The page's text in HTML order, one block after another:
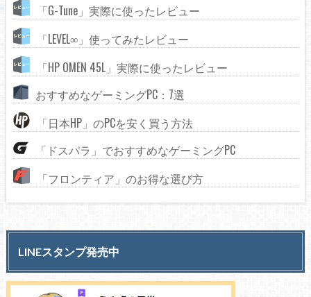
「G-Tune」実際に使ったレビュー
「LEVEL∞」使ってみたレビュー
「HP OMEN 45L」実際に使ったレビュー
おすすめなゲーミングPC：7選
「日本HP」のPCを安く買う方法
「ドスパラ」でおすすめなゲーミングPC
「フロンティア」のお得な選び方
LINEスタンプ発売中